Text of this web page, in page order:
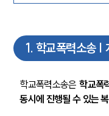
1. 학교폭력소송 |
학교폭력소송은 학교폭
동시에 진행될 수 있는